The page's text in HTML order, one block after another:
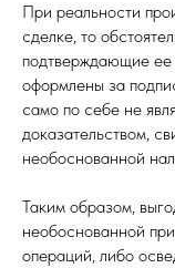
При реальности
сделке, то
подтверждающие ее
оформлены за
само по себе не
доказательством,
необоснованной
Таким образом,
необоснованной
операций, либо